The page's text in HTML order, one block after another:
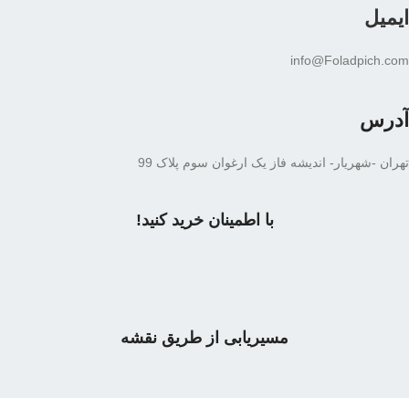
ایمیل
info@Foladpich.com
آدرس
تهران -شهریار- اندیشه فاز یک ارغوان سوم پلاک 99
با اطمینان خرید کنید!
مسیریابی از طریق نقشه